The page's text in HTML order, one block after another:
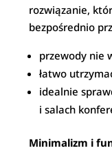
rozwiązanie,
bezpośrednio
przewody nie
łatwo
idealnie
i salach
Minimalizm i